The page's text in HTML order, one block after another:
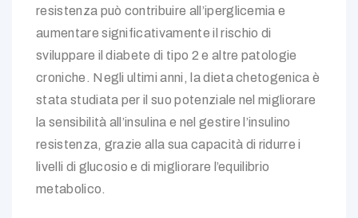
resistenza può contribuire all’iperglicemia e
aumentare significativamente il rischio di
sviluppare il diabete di tipo 2 e altre patologie
croniche. Negli ultimi anni, la dieta chetogenica è
stata studiata per il suo potenziale nel migliorare
la sensibilità all’insulina e nel gestire l’insulino
resistenza, grazie alla sua capacità di ridurre i
livelli di glucosio e di migliorare l’equilibrio
metabolico.